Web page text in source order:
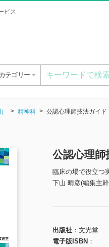
ビス
カテゴリー
精神科 公認心理師技法ガイド
公認心理師
臨床の場で役立つ
下山 晴彦(編集主
出版社
文光堂
電子版ISBN